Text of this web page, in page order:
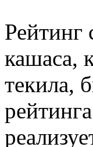
Рейтинг
кашаса,
текила,